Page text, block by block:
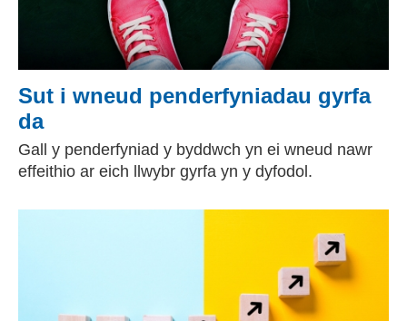
Sut i wneud penderfyniadau gyrfa
da
Gall y penderfyniad y byddwch yn ei wneud nawr
effeithio ar eich llwybr gyrfa yn y dyfodol.